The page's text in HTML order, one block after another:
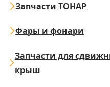
Запчасти ТОНАР
Фары и фонари
Запчасти для
крыш